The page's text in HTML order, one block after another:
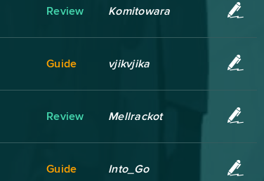
Review Komitowara
Guide vjikvjika
Review Mellrackot
Guide Into_Go